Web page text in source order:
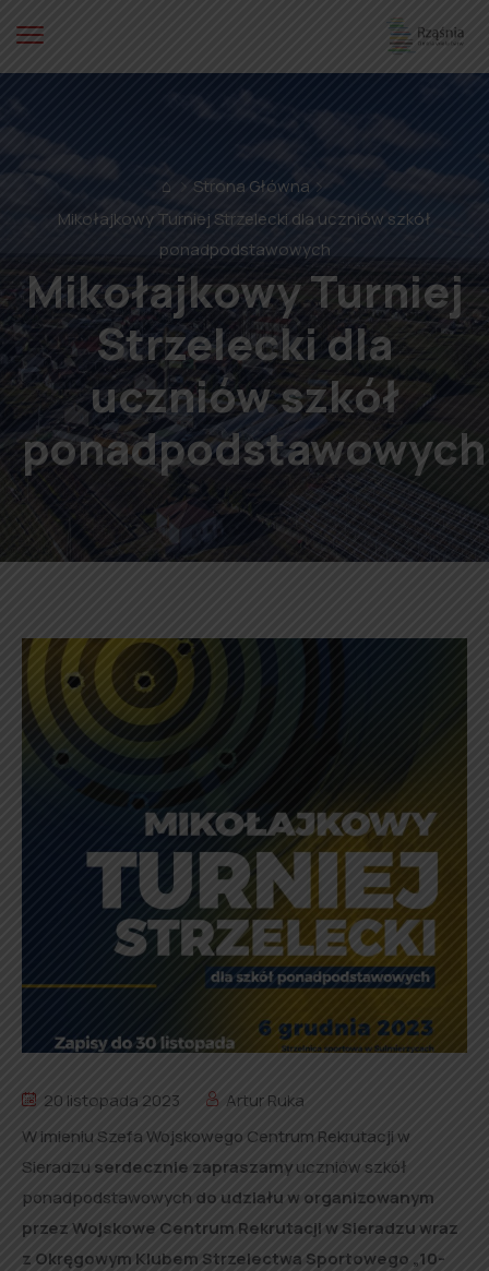
⌂
Strona Główna
Mikołajkowy Turniej Strzelecki dla uczniów szkół
ponadpodstawowych
Mikołajkowy Turniej
Strzelecki dla
uczniów szkół
ponadpodstawowych
20 listopada 2023
Artur Ruka
W imieniu Szefa Wojskowego Centrum Rekrutacji w
Sieradzu serdecznie zapraszamyuczniów szkół
ponadpodstawowych do udziału w organizowanym
przez Wojskowe Centrum Rekrutacji w Sieradzu wraz
z Okręgowym Klubem Strzelectwa Sportowego „10-